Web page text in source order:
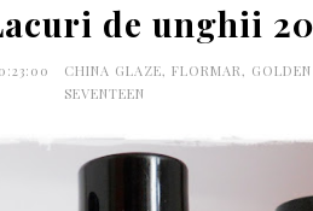
de unghii
CHINA GLAZE, FLORMAR,
SEVENTEEN